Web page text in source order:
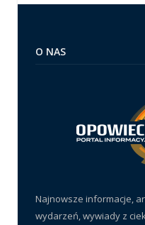
O NAS
Najnowsze informacje,
wydarzeń, wywiady z